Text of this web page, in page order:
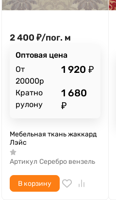
2 400 ₽/пог. м
Оптовая цена
От
20000р
1 920 ₽
Кратно
рулону
1 680
₽
Мебельная ткань жаккард
Лэйс
Артикул Серебро вензель
В корзину